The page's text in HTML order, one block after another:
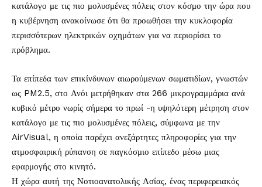
κατάλογο με τις πιο μολυσμένες πόλεις στον κόσμο την ώρα που
η κυβέρνηση ανακοίνωσε ότι θα προωθήσει την κυκλοφορία
περισσότερων ηλεκτρικών οχημάτων για να περιορίσει το
πρόβλημα.
Τα επίπεδα των επικίνδυνων αιωρούμενων σωματιδίων, γνωστών
ως PM2.5, στο Ανόι μετρήθηκαν στα 266 μικρογραμμάρια ανά
κυβικό μέτρο νωρίς σήμερα το πρωί -η υψηλότερη μέτρηση στον
κατάλογο με τις πιο μολυσμένες πόλεις, σύμφωνα με την
AirVisual, η οποία παρέχει ανεξάρτητες πληροφορίες για την
ατμοσφαιρική ρύπανση σε παγκόσμιο επίπεδο μέσω μιας
εφαρμογής στο κινητό.
Η χώρα αυτή της Νοτιοανατολικής Ασίας, ένας περιφερειακός